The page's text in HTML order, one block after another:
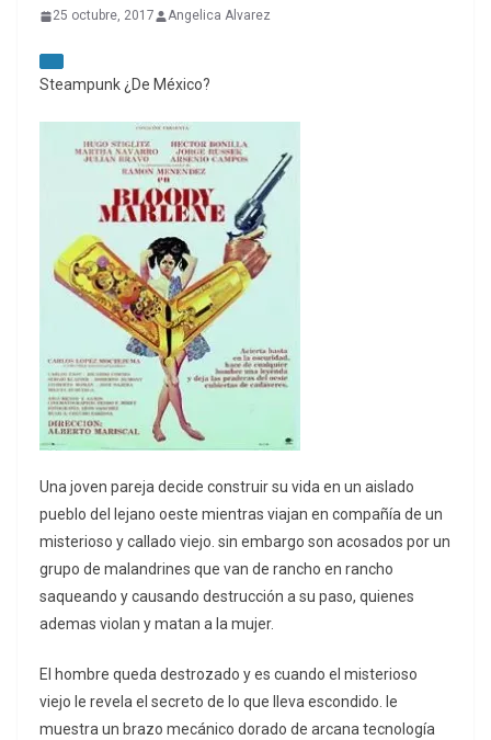
25 octubre, 2017 Angelica Alvarez
Steampunk ¿De México?
Una joven pareja decide construir su vida en un aislado
pueblo del lejano oeste mientras viajan en compañía de un
misterioso y callado viejo. sin embargo son acosados por un
grupo de malandrines que van de rancho en rancho
saqueando y causando destrucción a su paso, quienes
ademas violan y matan a la mujer.
El hombre queda destrozado y es cuando el misterioso
viejo le revela el secreto de lo que lleva escondido. le
muestra un brazo mecánico dorado de arcana tecnología